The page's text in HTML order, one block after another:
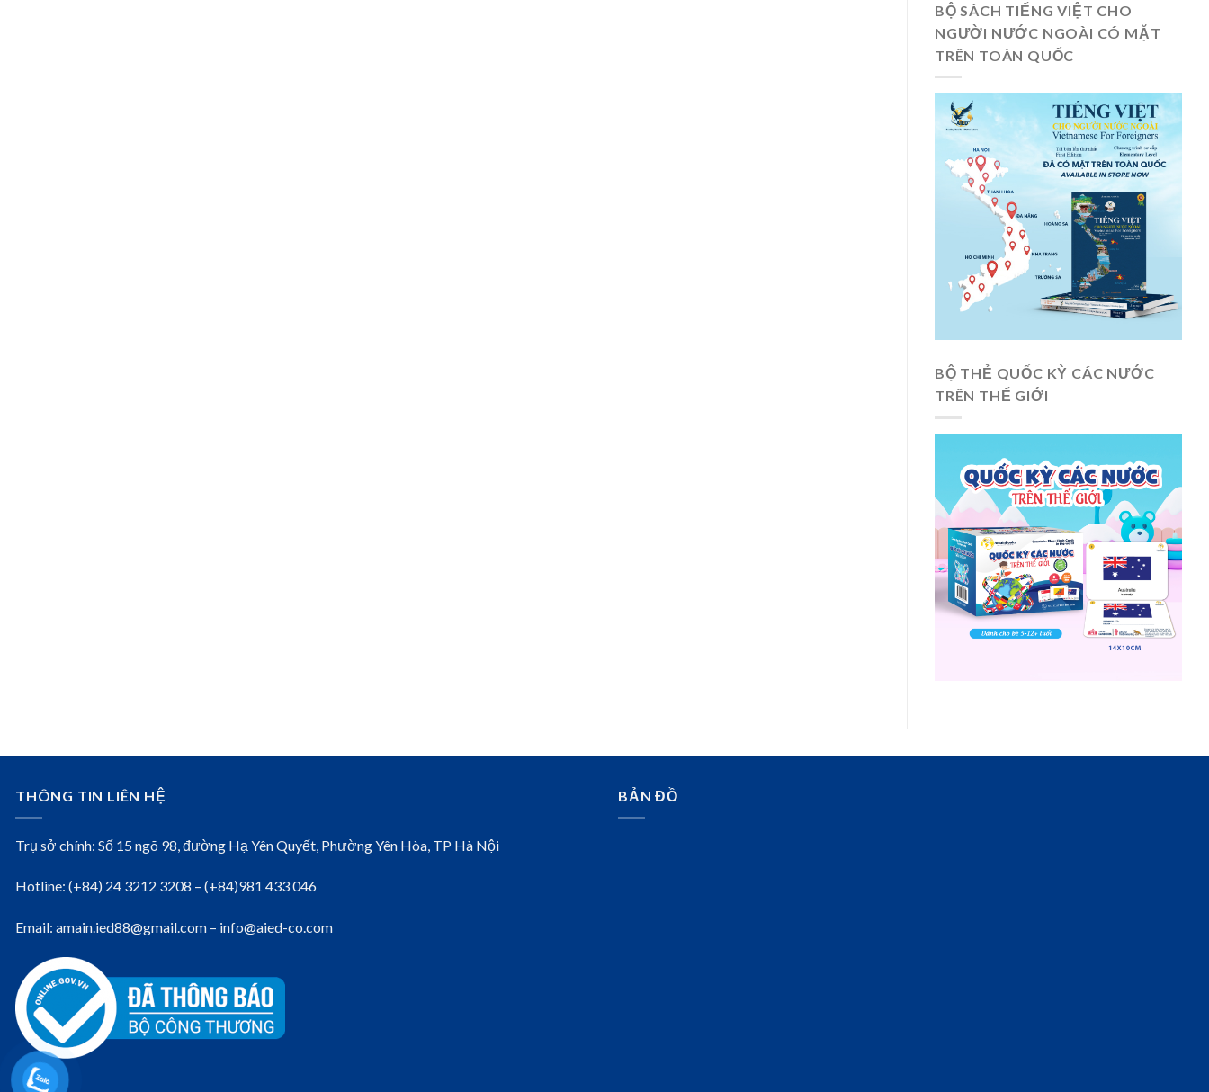
BỘ SÁCH TIẾNG VIỆT CHO
NGƯỜI NƯỚC NGOÀI CÓ MẶT
TRÊN TOÀN QUỐC
BỘ THẺ QUỐC KỲ CÁC NƯỚC
TRÊN THẾ GIỚI
THÔNG TIN LIÊN HỆ
Trụ sở chính: Số 15 ngõ 98, đường Hạ Yên Quyết, Phường Yên Hòa, TP Hà Nội
Hotline: (+84) 24 3212 3208 – (+84)981 433 046
Email: amain.ied88@gmail.com – info@aied-co.com
BẢN ĐỒ